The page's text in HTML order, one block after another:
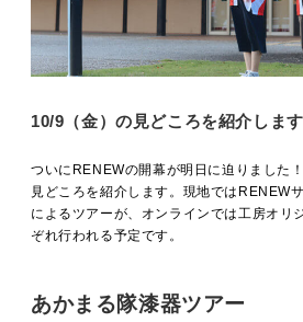
EXHIBITOR
MOVIE
10/9（金）の見どころを紹介します
ついにRENEWの開幕が明日に迫りました
見どころを紹介します。現地ではRENEW
によるツアーが、オンラインでは工房オリ
ぞれ行われる予定です。
あかまる隊漆器ツアー